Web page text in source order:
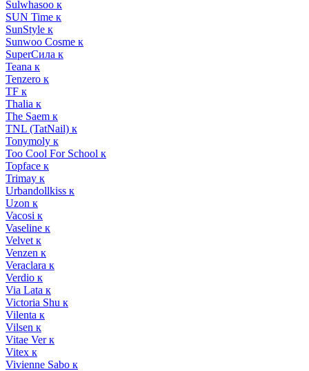
Sulwhasoo к
SUN Time к
SunStyle к
Sunwoo Cosme к
SuperСила к
Teana к
Tenzero к
TF к
Thalia к
The Saem к
TNL (TatNail) к
Tonymoly к
Too Cool For School к
Topface к
Trimay к
Urbandollkiss к
Uzon к
Vacosi к
Vaseline к
Velvet к
Venzen к
Veraclara к
Verdio к
Via Lata к
Victoria Shu к
Vilenta к
Vilsen к
Vitae Ver к
Vitex к
Vivienne Sabo к